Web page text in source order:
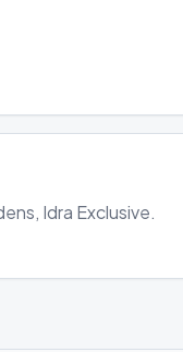
Idra Exclusive.